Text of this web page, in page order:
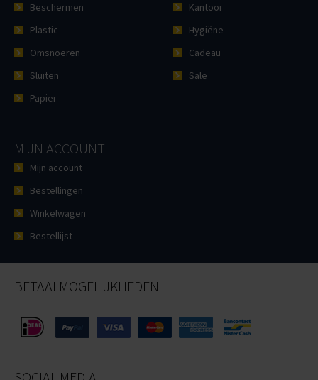
Beschermen
Plastic
Omsnoeren
Sluiten
Papier
Kantoor
Hygiëne
Cadeau
Sale
MIJN ACCOUNT
Mijn account
Bestellingen
Winkelwagen
Bestellijst
BETAALMOGELIJKHEDEN